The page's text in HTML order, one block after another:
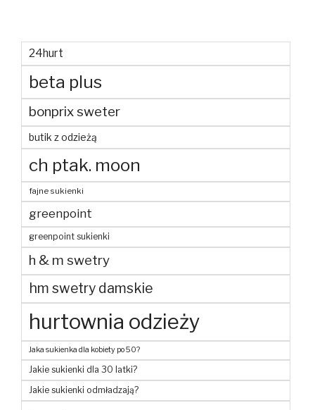
24hurt
beta plus
bonprix sweter
butik z odzieżą
ch ptak. moon
fajne sukienki
greenpoint
greenpoint sukienki
h & m swetry
hm swetry damskie
hurtownia odzieży
Jaka sukienka dla kobiety po 50?
Jakie sukienki dla 30 latki?
Jakie sukienki odmładzają?